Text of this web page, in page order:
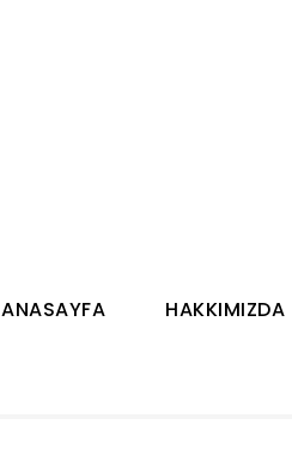
ANASAYFA HAKKIMIZDA